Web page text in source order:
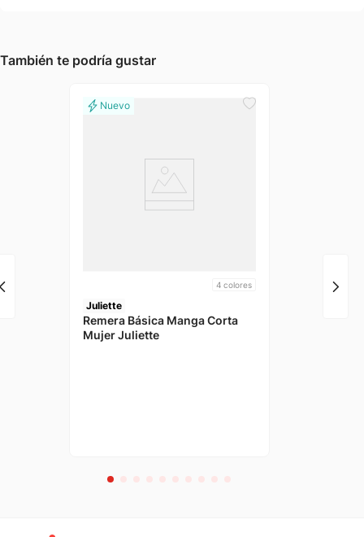
También te podría gustar
4colores
Juliette
Remera Básica Manga Corta
Mujer Juliette